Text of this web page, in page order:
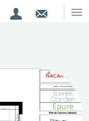
EspaceContact